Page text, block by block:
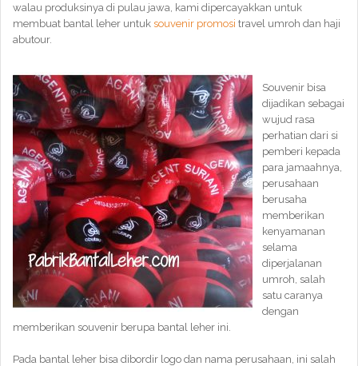
walau produksinya di pulau jawa, kami dipercayakkan untuk
membuat bantal leher untuk souvenir promosi travel umroh dan haji
abutour.
Souvenir bisa
dijadikan sebagai
wujud rasa
perhatian dari si
pemberi kepada
para jamaahnya,
perusahaan
berusaha
memberikan
kenyamanan
selama
diperjalanan
umroh, salah
satu caranya
dengan
memberikan souvenir berupa bantal leher ini.
Pada bantal leher bisa dibordir logo dan nama perusahaan, ini salah